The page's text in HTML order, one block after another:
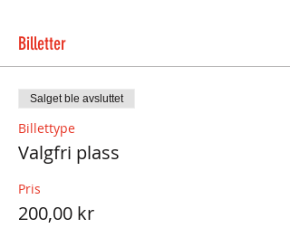
Billetter
Salget ble avsluttet
Billettype
Valgfri plass
Pris
200,00 kr